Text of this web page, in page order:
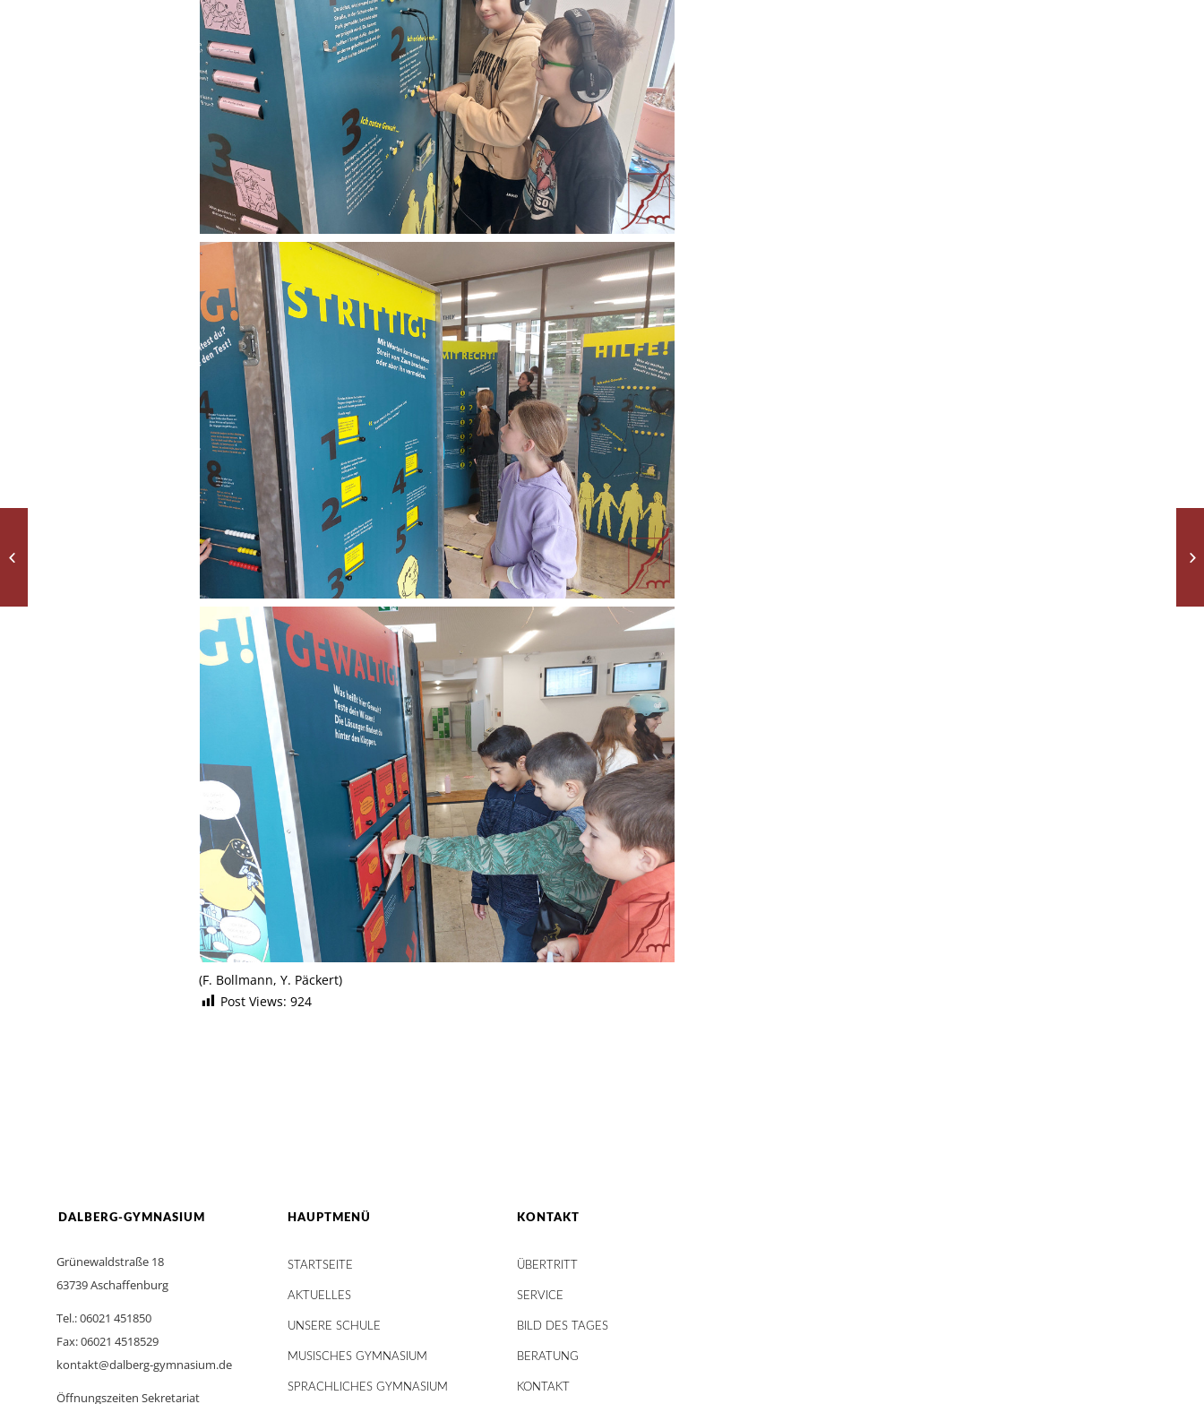
(F. Bollmann, Y. Päckert)
Post Views: 924
DALBERG-GYMNASIUM
Grünewaldstraße 18
63739 Aschaffenburg
Tel.: 06021 451850
Fax: 06021 4518529
kontakt@dalberg-gymnasium.de
Öffnungszeiten Sekretariat
HAUPTMENÜ
STARTSEITE
AKTUELLES
UNSERE SCHULE
MUSISCHES GYMNASIUM
SPRACHLICHES GYMNASIUM
KONTAKT
ÜBERTRITT
SERVICE
BILD DES TAGES
BERATUNG
KONTAKT